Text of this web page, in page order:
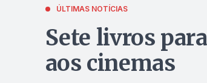
ÚLTIMAS NOTÍCIAS
Sete livros
aos cinemas